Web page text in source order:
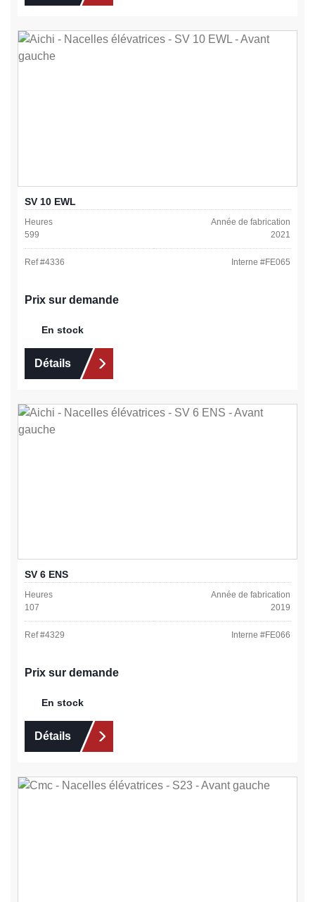
SV 10 EWL
Heures
599
Année de fabrication
2021
Ref #4336 Interne #FE065
Prix sur demande
En stock
Détails
SV 6 ENS
Heures
107
Année de fabrication
2019
Ref #4329 Interne #FE066
Prix sur demande
En stock
Détails